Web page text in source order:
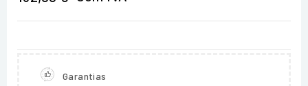
Garantias